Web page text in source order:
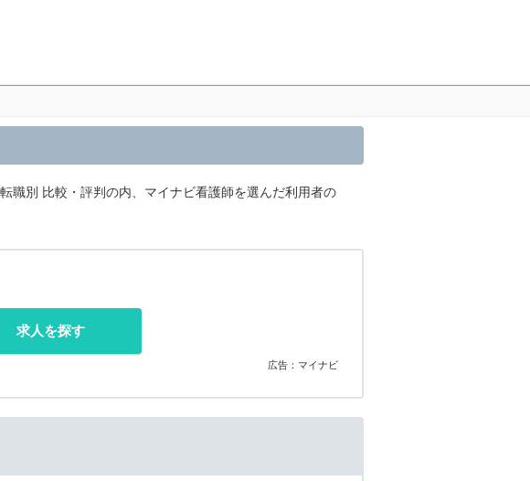
職別 比較・評判の内、マイナビ看護師を選んだ利用者の
求人を探す
広告：マイナビ